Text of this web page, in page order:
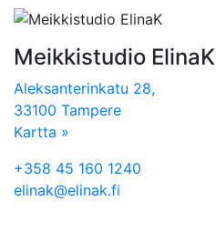
Meikkistudio ElinaK
Aleksanterinkatu 28,
33100 Tampere
Kartta »
+358 45 160 1240
elinak@elinak.fi